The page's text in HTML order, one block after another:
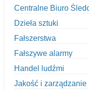
Centralne Biuro
Dzieła sztuki
Fałszerstwa
Fałszywe alarmy
Handel ludźmi
Jakość i zarządzanie